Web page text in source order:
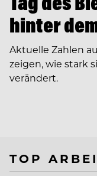
hinter
Aktuelle Zahlen
zeigen, wie stark
verändert.
TOP